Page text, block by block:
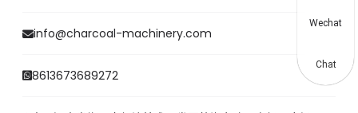
info@charcoal-machinery.com
8613673689272
Wechat
Chat